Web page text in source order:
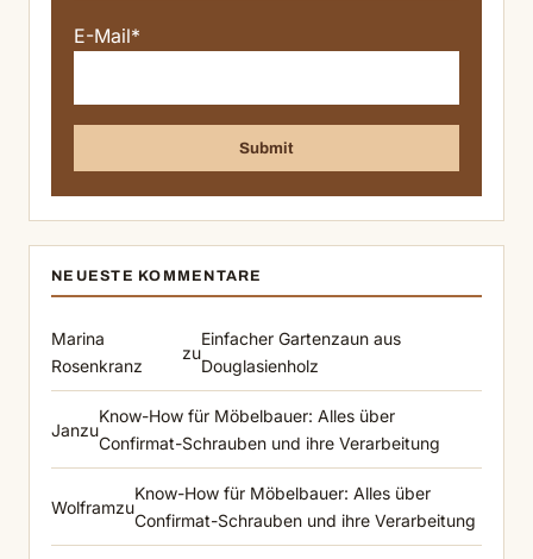
E-Mail*
NEUESTE KOMMENTARE
Marina
Rosenkranz
zu
Einfacher Gartenzaun aus
Douglasienholz
Janzu
Know-How für Möbelbauer: Alles über
Confirmat-Schrauben und ihre Verarbeitung
Wolframzu
Know-How für Möbelbauer: Alles über
Confirmat-Schrauben und ihre Verarbeitung